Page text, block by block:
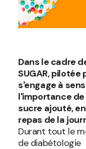
Dans le cadre
SUGAR, pilotée
s'engage à
l'importance
sucre ajouté,
repas de la
Durant tout le
de diabétologie